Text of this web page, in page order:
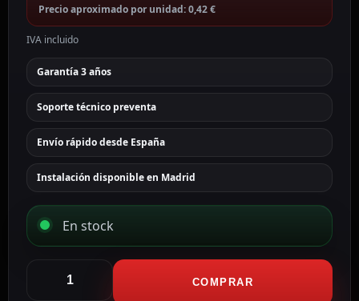
Precio aproximado por unidad: 0,42 €
IVA incluido
Garantía 3 años
Soporte técnico preventa
Envío rápido desde España
Instalación disponible en Madrid
En stock
Conector
COMPRAR